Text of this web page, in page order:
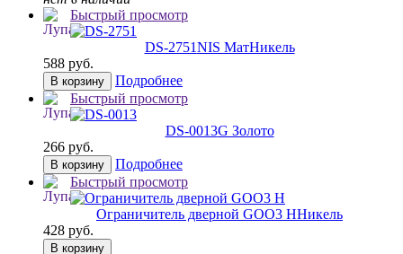
Быстрый просмотр
DS-2751NIS МатНикель
588 руб.
В корзину
Подробнее
Быстрый просмотр
DS-0013G Золото
266 руб.
В корзину
Подробнее
Быстрый просмотр
Ограничитель дверной GOO3 HНикель
428 руб.
В корзину